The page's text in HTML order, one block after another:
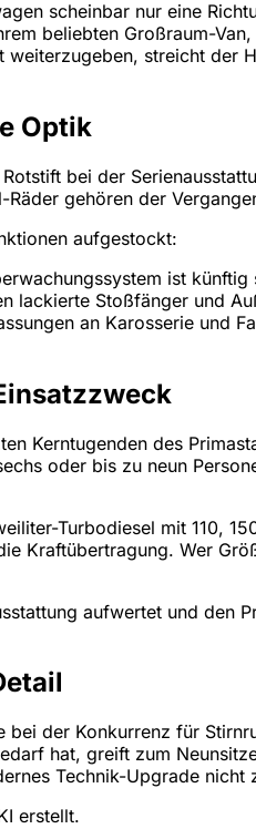
scheinbar nur eine
beliebten Großraum-Van,
streicht der
Optik
bei der
gehören der
aufgestockt:
ist
lackierte Stoßfänger und
an Karosserie und
Kerntugenden des
oder bis zu neun
Turbodiesel mit 110,
Kraftübertragung. Wer
aufwertet und
der Konkurrenz für
hat, greift zum
Technik-Upgrade
erstellt.